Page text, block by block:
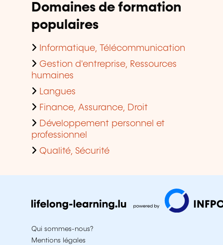
Domaines de formation
populaires
Informatique, Télécommunication
Gestion d'entreprise, Ressources
humaines
Langues
Finance, Assurance, Droit
Développement personnel et
professionnel
Qualité, Sécurité
Qui sommes-nous?
Mentions légales